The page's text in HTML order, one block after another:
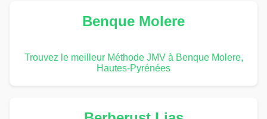
Benque Molere
Trouvez le meilleur Méthode JMV à Benque Molere,
Hautes-Pyrénées